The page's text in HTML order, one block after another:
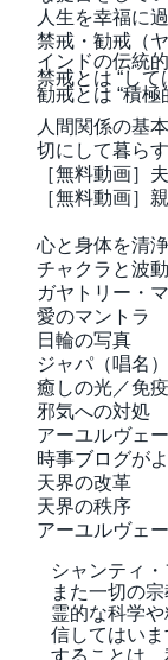
人生を幸福に
禁戒・勧戒（
インドの伝統
禁戒とは “して
勧戒とは “積極
人間関係の基
切にして暮らす
［無料動画］
［無料動画］
心と身体を清
チャクラと波
ガヤトリー・
愛のマントラ
日輪の写真
ジャパ（唱名）
癒しの光／免
邪気への対処
アーユルヴェ
時事ブログが
天界の改革
天界の秩序
アーユルヴェ
シャンティ・
また一切の
霊的な科学
信してはい
することは